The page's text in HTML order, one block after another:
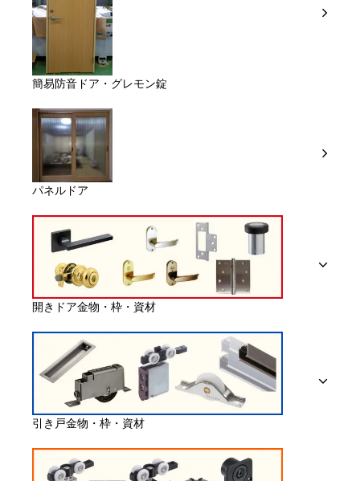
簡易防音ドア・グレモン錠
パネルドア
開きドア金物・枠・資材
引き戸金物・枠・資材